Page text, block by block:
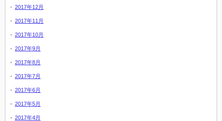
2017年12月
2017年11月
2017年10月
2017年9月
2017年8月
2017年7月
2017年6月
2017年5月
2017年4月